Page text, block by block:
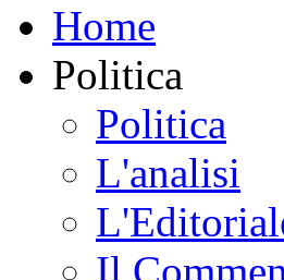
Home
Politica
Politica
L'analisi
Il